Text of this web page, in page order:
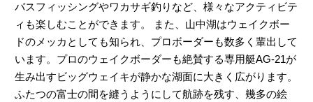
バスフィッシングやワカサギ釣りなど、様々なアクティビテ
ィも楽しむことができます。 また、山中湖はウェイクボー
ドのメッカとしても知られ、プロボーダーも数多く輩出して
います。プロのウェイクボーダーも絶賛する専用艇AG-21が
生み出すビッグウェイキが静かな湖面に大きく広がります。
ふたつの富士の間を縫うようにして航跡を残す、幾多の絵